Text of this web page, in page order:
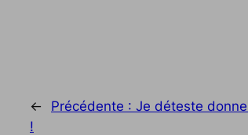
← Précédente : Je déteste
!